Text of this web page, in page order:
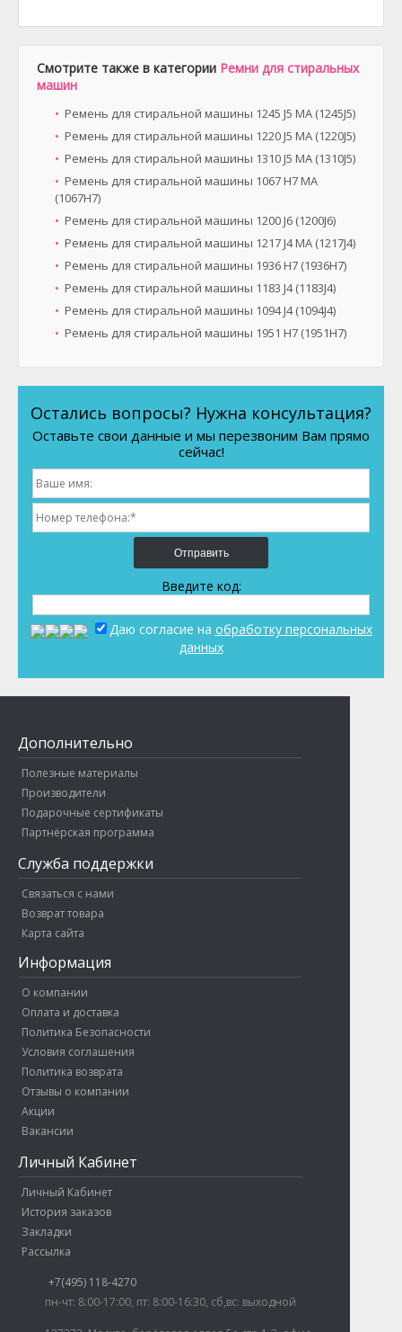
вас появятся вопросы.
Смотрите также в категории Ремни для стиральных
машин
Ремень для стиральной машины 1245 J5 MA (1245J5)
Ремень для стиральной машины 1220 J5 MA (1220J5)
Ремень для стиральной машины 1310 J5 MA (1310J5)
Ремень для стиральной машины 1067 H7 MA
(1067H7)
Ремень для стиральной машины 1200 J6 (1200J6)
Ремень для стиральной машины 1217 J4 MA (1217J4)
Ремень для стиральной машины 1936 H7 (1936H7)
Ремень для стиральной машины 1183 J4 (1183J4)
Ремень для стиральной машины 1094 J4 (1094J4)
Ремень для стиральной машины 1951 H7 (1951H7)
Остались вопросы? Нужна консультация?
Оставьте свои данные и мы перезвоним Вам прямо
сейчас!
Отправить
Введите код:
Даю согласие на обработку персональных
данных
Дополнительно
Полезные материалы
Производители
Подарочные сертификаты
Партнёрская программа
Служба поддержки
Связаться с нами
Возврат товара
Карта сайта
Информация
О компании
Оплата и доставка
Политика Безопасности
Условия соглашения
Политика возврата
Отзывы о компании
Акции
Вакансии
Личный Кабинет
Личный Кабинет
История заказов
Закладки
Рассылка
+7(495) 118-4270
пн-чт: 8:00-17:00, пт: 8:00-16:30, сб,вс: выходной